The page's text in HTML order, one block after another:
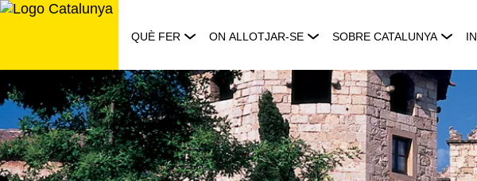
Saltar
QUÈ FER ON ALLOTJAR-SE SOBRE CATALUNYA